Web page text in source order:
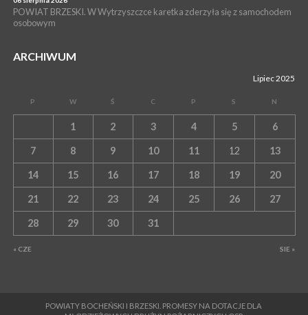
POWIAT BRZESKI. W Wytrzyszczce karetka zderzyła się z samochodem
osobowym
ARCHIWUM
Lipiec 2025
P W Ś C P S N
« CZE SIE »
1 2 3 4 5 6
7 8 9 10 11 12 13
14 15 16 17 18 19 20
21 22 23 24 25 26 27
28 29 30 31
POWIATY BOCHEŃSKI I BRZESKI. PROMESY NA DOTACJE DLA